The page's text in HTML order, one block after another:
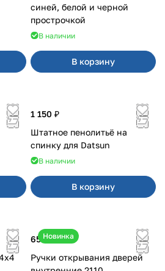
синей, белой и черной
прострочкой
В наличии
В корзину
1 150 ₽
Штатное пенолитьё на
спинку для Datsun
В наличии
В корзину
Новинка
650 ₽
Ручки открывания дверей